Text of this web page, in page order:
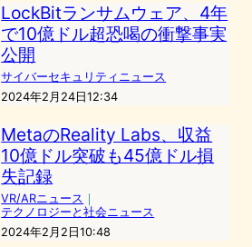
LockBitランサムウェア、4年
で10億ドル超恐喝の衝撃事実
公開
サイバーセキュリティニュース
2024年2月24日12:34
MetaのReality Labs、収益
10億ドル突破も45億ドル損
失記録
VR/ARニュース ｜
テクノロジーと社会ニュース
2024年2月2日10:48